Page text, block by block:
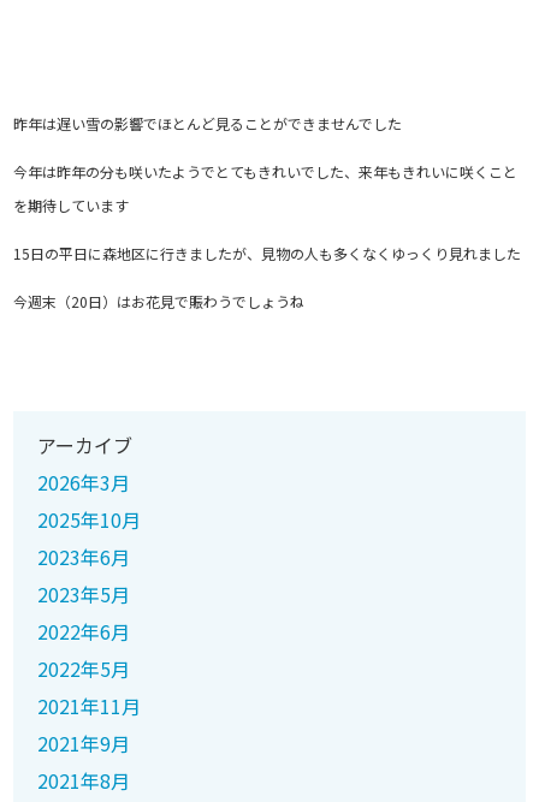
昨年は遅い雪の影響でほとんど見ることができませんでした
今年は昨年の分も咲いたようでとてもきれいでした、来年もきれいに咲くこと
を期待しています
15日の平日に森地区に行きましたが、見物の人も多くなくゆっくり見れました
今週末（20日）はお花見で賑わうでしょうね
アーカイブ
2026年3月
2025年10月
2023年6月
2023年5月
2022年6月
2022年5月
2021年11月
2021年9月
2021年8月